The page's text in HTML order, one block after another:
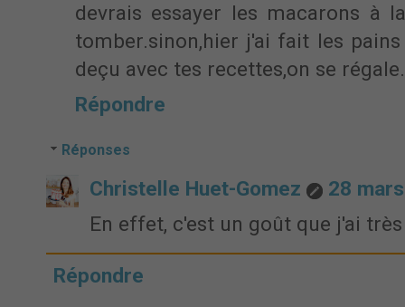
devrais essayer les macarons à
tomber.sinon,hier j'ai fait les
deçu avec tes recettes,on se régale.
Répondre
Réponses
Christelle Huet-Gomez
28
En effet, c'est un goût que j'ai
Répondre